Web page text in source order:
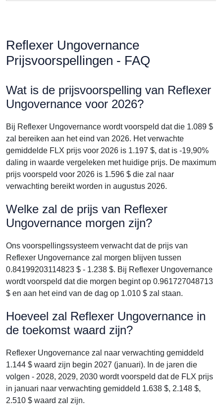
Reflexer Ungovernance
Prijsvoorspellingen - FAQ
Wat is de prijsvoorspelling van Reflexer
Ungovernance voor 2026?
Bij Reflexer Ungovernance wordt voorspeld dat die 1.089 $
zal bereiken aan het eind van 2026. Het verwachte
gemiddelde FLX prijs voor 2026 is 1.197 $, dat is -19,90%
daling in waarde vergeleken met huidige prijs. De maximum
prijs voorspeld voor 2026 is 1.596 $ die zal naar
verwachting bereikt worden in augustus 2026.
Welke zal de prijs van Reflexer
Ungovernance morgen zijn?
Ons voorspellingssysteem verwacht dat de prijs van
Reflexer Ungovernance zal morgen blijven tussen
0.84199203114823 $ - 1.238 $. Bij Reflexer Ungovernance
wordt voorspeld dat die morgen begint op 0.961727048713
$ en aan het eind van de dag op 1.010 $ zal staan.
Hoeveel zal Reflexer Ungovernance in
de toekomst waard zijn?
Reflexer Ungovernance zal naar verwachting gemiddeld
1.144 $ waard zijn begin 2027 (januari). In de jaren die
volgen - 2028, 2029, 2030 wordt voorspeld dat de FLX prijs
in januari naar verwachting gemiddeld 1.638 $, 2.148 $,
2.510 $ waard zal zijn.